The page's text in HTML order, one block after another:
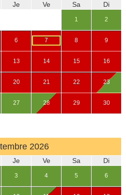
Je Ve Sa Di
1 2
6 7 8 9
13 14 15 16
20 21 22 23
27 28 29 30
2026
Je Ve Sa Di
3 4 5 6